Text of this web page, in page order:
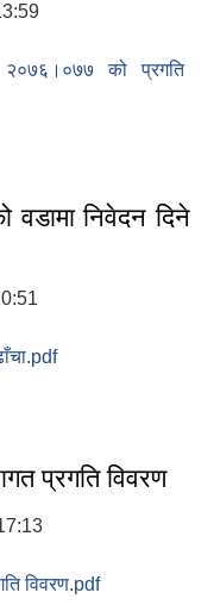
को प्रगति
वडामा निवेदन दिने
प्रगति विवरण
विवरण.pdf